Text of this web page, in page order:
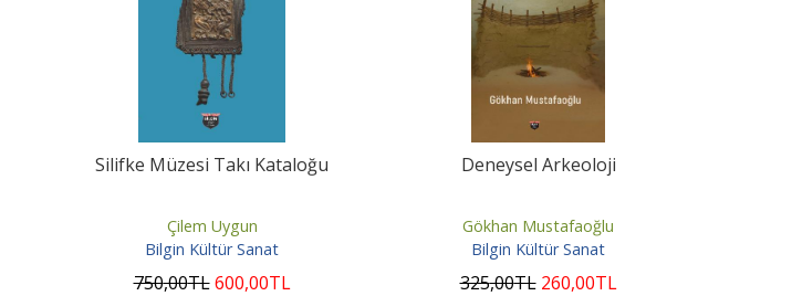
Silifke Müzesi Takı Kataloğu
Çilem Uygun
Bilgin Kültür Sanat
750,00TL 600,00TL
Deneysel Arkeoloji
Gökhan Mustafaoğlu
Bilgin Kültür Sanat
325,00TL 260,00TL